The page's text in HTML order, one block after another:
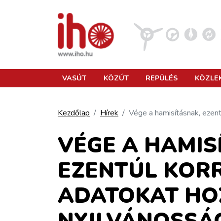
KÖZLEKEDÉSFEJLESZTÉS
ELLÁTÁSI LÁNC
VASÚT KÖZÚT REPÜLÉS
Kezdőlap Hírek Vége a hamisításnak,
VÉGE A
EZENTÚL
ADATOKAT